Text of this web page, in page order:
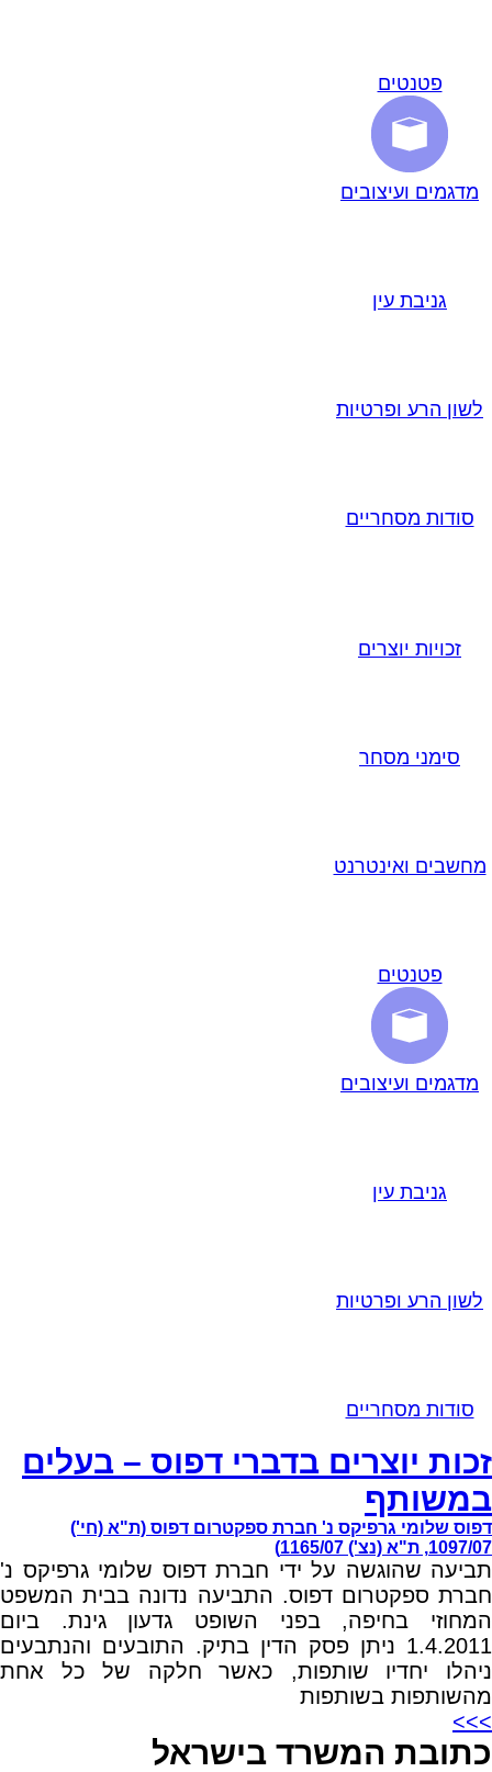
פטנטים
מדגמים ועיצובים
גניבת עין
לשון הרע ופרטיות
סודות מסחריים
זכויות יוצרים
סימני מסחר
מחשבים ואינטרנט
פטנטים
מדגמים ועיצובים
גניבת עין
לשון הרע ופרטיות
סודות מסחריים
זכות יוצרים בדברי דפוס – בעלים
במשותף
דפוס שלומי גרפיקס נ' חברת ספקטרום דפוס (ת"א (חי')
1097/07, ת"א (נצ') 1165/07)
תביעה שהוגשה על ידי חברת דפוס שלומי גרפיקס נ'
חברת ספקטרום דפוס. התביעה נדונה בבית המשפט
המחוזי בחיפה, בפני השופט גדעון גינת. ביום
1.4.2011 ניתן פסק הדין בתיק. התובעים והנתבעים
ניהלו יחדיו שותפות, כאשר חלקה של כל אחת
מהשותפות בשותפות
>>>
כתובת המשרד בישראל